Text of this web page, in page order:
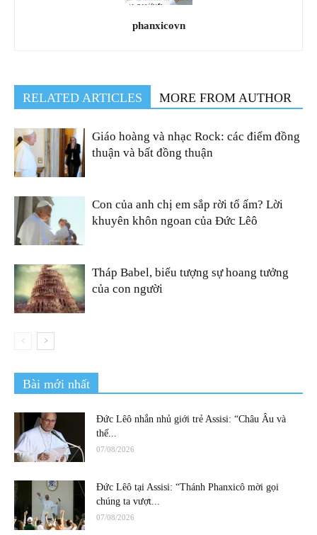
phanxicovn
RELATED ARTICLES MORE FROM AUTHOR
Giáo hoàng và nhạc Rock: các điểm đồng
thuận và bất đồng thuận
Con của anh chị em sắp rời tổ ấm? Lời
khuyên khôn ngoan của Đức Lêô
Tháp Babel, biểu tượng sự hoang tưởng
của con người
Bài mới nhất
Đức Lêô nhắn nhủ giới trẻ Assisi: “Châu Âu và
thế...
07/08/2026
Đức Lêô tại Assisi: “Thánh Phanxicô mời gọi
chúng ta vượt...
07/08/2026